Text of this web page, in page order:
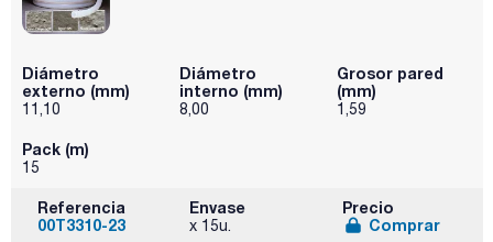
Diámetro
externo (mm)
11,10
Diámetro
interno (mm)
8,00
Grosor pared
(mm)
1,59
Pack (m)
15
Referencia
00T3310-23
Envase
x 15u.
Precio
Comprar